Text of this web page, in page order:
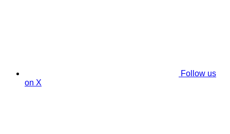
Follow us
on X